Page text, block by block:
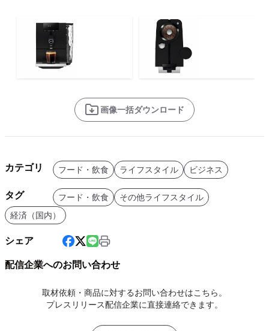
画像一括ダウンロード
カテゴリ フード・飲食 ライフスタイル ビジネス
タグ フード・飲食
その他ライフスタイル
経済（国内）
シェア
配信企業へのお問い合わせ
取材依頼・商品に対するお問い合わせはこちら。
プレスリリース配信企業に直接連絡できます。